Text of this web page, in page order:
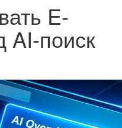
E-
AI-поиск